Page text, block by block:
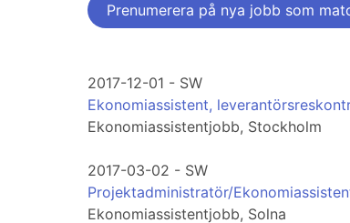
Prenumerera på nya jobb som
2017-12-01 - SW
Ekonomiassistent,
Ekonomiassistentjobb, Stockholm
2017-03-02 - SW
Projektadministratör/
Ekonomiassistentjobb, Solna